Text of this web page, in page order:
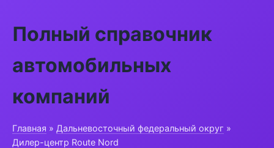
Полный справочник
автомобильных
компаний
Главная » Дальневосточный федеральный округ »
Дилер-центр Route Nord